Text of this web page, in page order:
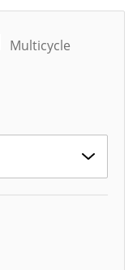
Multicycle